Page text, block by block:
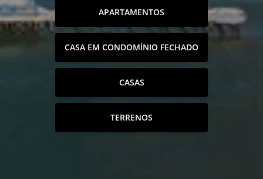
APARTAMENTOS
CASA EM CONDOMÍNIO FECHADO
CASAS
TERRENOS